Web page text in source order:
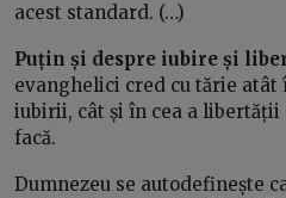
acest standard. (…)
Puțin și despre iubire și
evanghelici cred cu tărie
iubirii, cât și în cea a libertății
facă.
Dumnezeu se autodefinește